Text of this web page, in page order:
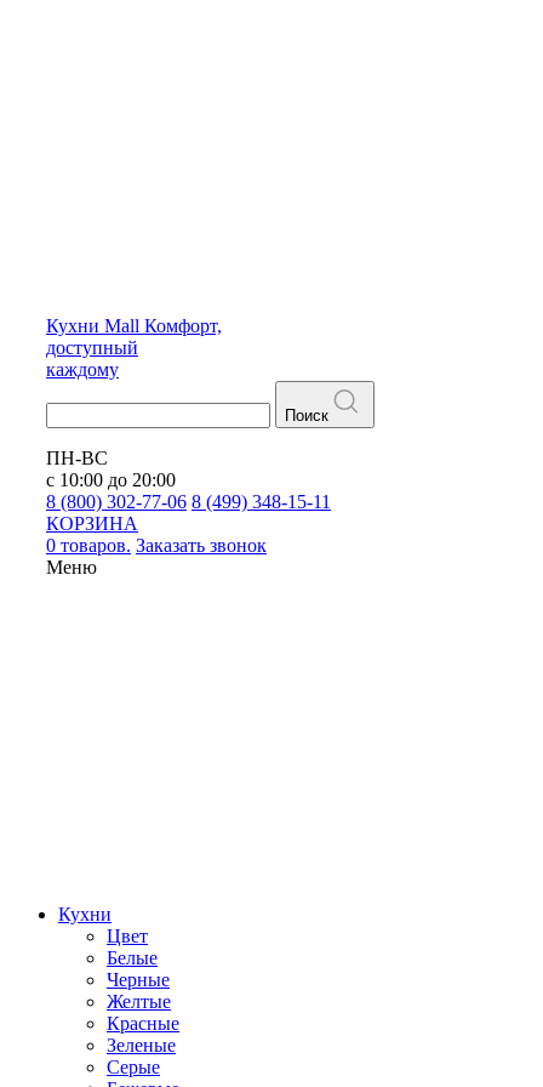
Кухни Mall Комфорт,
доступный
каждому
Поиск
ПН-ВС
с 10:00 до 20:00
8 (800) 302-77-06 8 (499) 348-15-11
КОРЗИНА
0 товаров. Заказать звонок
Меню
Кухни
Цвет
Белые
Черные
Желтые
Красные
Зеленые
Серые